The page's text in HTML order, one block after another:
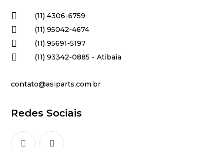
 (11) 4306-6759
 (11) 95042-4674
 (11) 95691-5197
 (11) 93342-0885 - Atibaia
contato@asiparts.com.br
Redes Sociais